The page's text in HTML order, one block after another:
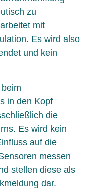
zu
mit
Es wird also
und kein
in den Kopf
die
Es wird kein
auf die
messen
stellen diese als
dar.